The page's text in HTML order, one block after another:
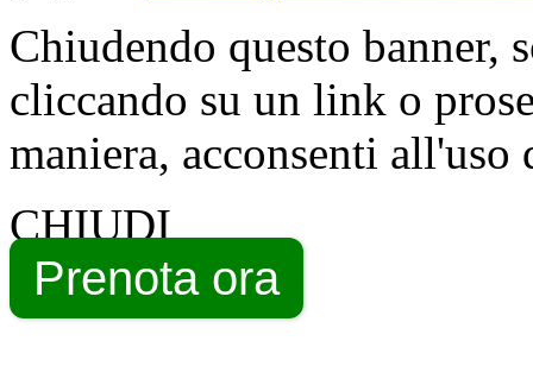
Chiudendo questo banner,
cliccando su un link o
maniera, acconsenti all'uso
CHIUDI
Prenota ora